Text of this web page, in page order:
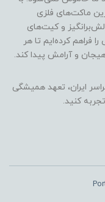
ماکت‌های فلزی
و کیت‌های
فراهم کرده‌ایم تا هر
و آرامش پیدا کند.
ایران، تعهد همیشگی
کنید.